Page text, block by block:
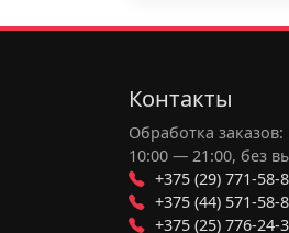
Контакты
Обработка заказов:
10:00 — 21:00, без
+375 (29) 771-58-
+375 (44) 571-58-
+375 (25) 776-24-